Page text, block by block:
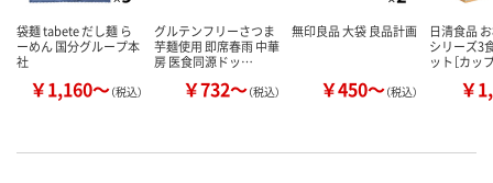
袋麺 tabete だし麺 ら
ーめん 国分グループ本
社
￥1,160～（税込）
グルテンフリーさつま
芋麺使用 即席春雨 中華
房 医食同源ドッ…
￥732～（税込）
無印良品 大袋 良品計画
￥450～（税込）
日清食品
シリーズ3
ット［カ
￥